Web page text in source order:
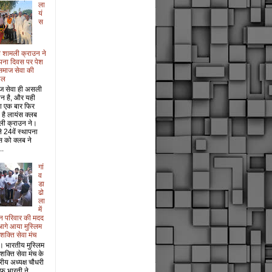
ला
यं
स
शामली क्राउन ने
दिवस पर पेश
सेवा की
सेवा ही असली
है, और यही
बार फिर
है लायंस क्लब
क्राउन ने।
24वें स्थापना
को क्लब ने
गां
व
डा
ढो
ला
में
परिवार की मदद
आया मुस्लिम
सेवा मंच
भारतीय मुस्लिम
सेवा मंच के
अध्यक्ष चौधरी